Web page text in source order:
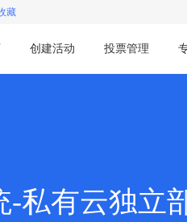
藏
创建活动 投票管理
-私有云独立